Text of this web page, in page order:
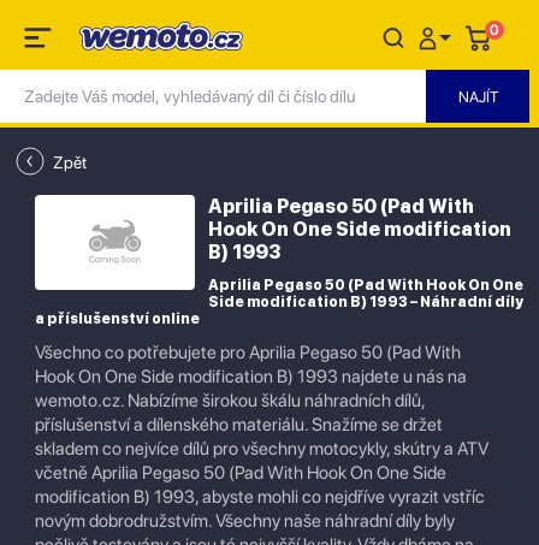
0
Zpět
Aprilia Pegaso 50 (Pad With
Hook On One Side modification
B) 1993
Aprilia Pegaso 50 (Pad With Hook On One
Side modification B) 1993 – Náhradní díly
a příslušenství online
Všechno co potřebujete pro Aprilia Pegaso 50 (Pad With
Hook On One Side modification B) 1993 najdete u nás na
wemoto.cz. Nabízíme širokou škálu náhradních dílů,
příslušenství a dílenského materiálu. Snažíme se držet
skladem co nejvíce dílů pro všechny motocykly, skútry a ATV
včetně Aprilia Pegaso 50 (Pad With Hook On One Side
modification B) 1993, abyste mohli co nejdříve vyrazit vstříc
novým dobrodružstvím. Všechny naše náhradní díly byly